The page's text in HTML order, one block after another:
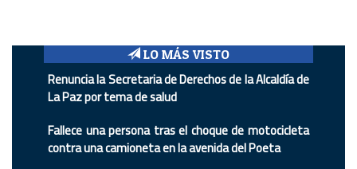
LO MÁS VISTO
Renuncia la Secretaria de Derechos de la Alcaldía de
La Paz por tema de salud
Fallece una persona tras el choque de motocicleta
contra una camioneta en la avenida del Poeta